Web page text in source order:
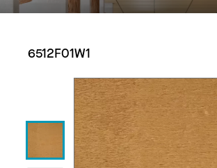
6512F01W1